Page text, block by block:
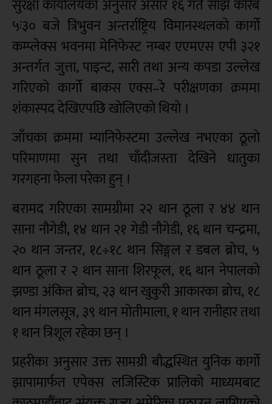
सुरक्षा कार्यालयका अनुसार असार १६ गते साँझ करिब
५ः३० बजे त्रिभुवन अन्तर्राष्ट्रिय विमानस्थलको कार्गो
कम्प्लेक्स भवनमा मेनिफेस्ट नम्बर एएमएस एपी ३२१
अन्तर्गत जुत्ता, पाइन्ट, सारी तथा अन्य कपडा उल्लेख
गरिएको कार्गो बाकस एक्स–रे परीक्षणका क्रममा
शंकास्पद देखिएपछि खोलिएको थियो ।
जाँचका क्रममा म्यानिफेस्टमा उल्लेख नभएका ठूलो
परिमाणमा सुन तथा चाँदीजस्ता देखिने धातुका
गरगहना फेला परेका हुन् ।
बरामद गरिएका सामग्रीमा २२ थान ठूला र ४४ थान
साना नौगेडी, १४ थान २१ गेडी नौगेडी, १६ थान चन्द्रमा,
२० थान जन्तर, १८÷१८ थान सिङ्गल र डबल ब्रोच, ५
थान ठूला र २ थान साना शिरफूल, १६ थान नेपालको
झण्डा अंकित ब्रोच, २३ थान खुकुरी आकारका ब्रोच, १८
थान मंगलसूत्र, ३९ थान मोतीमाला, १ थान रानीहार तथा
१ थान त्रिशूल रहेका छन् ।
प्रहरीका अनुसार उक्त सामग्री बौद्धस्थित युनिक कार्गो
झापामार्फत एपेक्स लजिस्टिक प्रालिको माध्यमबाट